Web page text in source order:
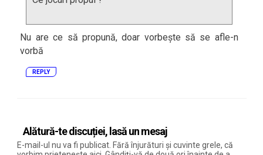
Nu are ce să propună, doar vorbește să se afle-n
vorbă
REPLY
Alătură-te discuției, lasă un mesaj
E-mail-ul nu va fi publicat. Fără înjurături și cuvinte grele, că